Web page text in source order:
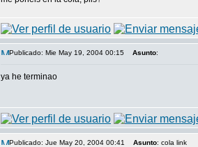
Publicado: Mie May 19, 2004 00:15 Asunto:
ya he terminao
Publicado: Jue May 20, 2004 00:41 Asunto: cola link